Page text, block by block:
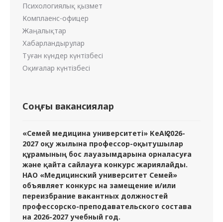
Психологиялық қызмет
Комплаенс-офицер
Жаңалықтар
Хабарландырулар
Туған күндер күнтізбесі
Оқиғалар күнтізбесі
Соңғы вакансиялар
«Семей медицина университеті» КеАҚ 2026-
2027 оқу жылына профессор-оқытушылар
құрамының бос лауазымдарына орналасуға
және қайта сайлауға конкурс жариялайды.
НАО «Медицинский университет Семей»
объявляет конкурс на замещение и/или
переизбрание вакантных должностей
профессорско-преподавательского состава
на 2026-2027 учебный год.